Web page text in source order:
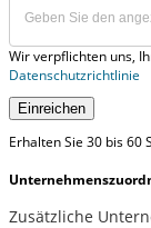
Wir verpflichten uns,
Datenschutzrichtlinie
Einreichen
Erhalten Sie 30 bis 60
Zusätzliche